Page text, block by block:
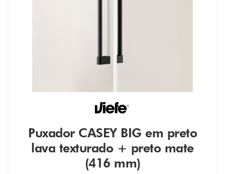
Puxador CASEY BIG em preto
lava texturado + preto mate
(416 mm)